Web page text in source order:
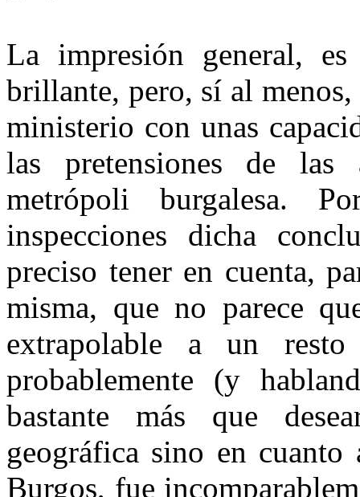
La impresión general,
brillante, pero, sí al
ministerio con unas
las pretensiones de las
metrópoli burgalesa.
inspecciones dicha
preciso tener en cuenta,
misma, que no parece
extrapolable a un
probablemente (y
bastante más que
geográfica sino en
Burgos, fue